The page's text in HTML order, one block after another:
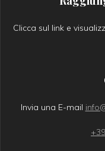
Clicca sul link e
Invia una E-mail